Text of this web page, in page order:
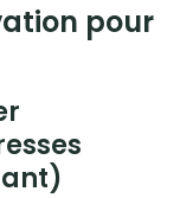
pour